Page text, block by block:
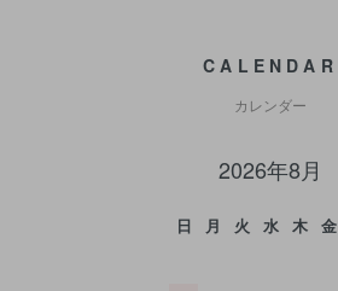
CALENDAR
カレンダー
2026年8月
日 月 火 水 木 金